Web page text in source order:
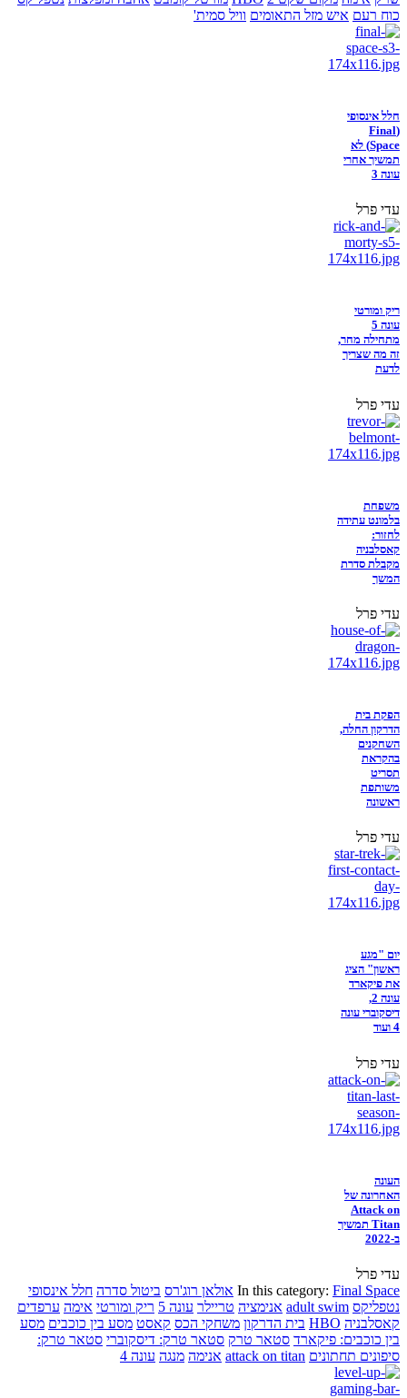
כוח רעם איש מזל התאומים וויל סמית'
חלל אינסופי
(Final
Space) לא
תמשיך אחרי
עונה 3
עדי פרל
ריק ומורטי
עונה 5
מתחילה מחר,
זה מה שצריך
לדעת
עדי פרל
משפחת
בלמונט עתידה
לחזור:
קאסלבניה
מקבלת סדרת
המשך
עדי פרל
הפקת בית
הדרקון החלה,
השחקנים
בהקראת
תסריט
משותפת
ראשונה
עדי פרל
יום "מגע
ראשון" הציג
את פיקארד
עונה 2,
דיסקוברי עונה
4 ועוד
עדי פרל
העונה
האחרונה של
Attack on
Titan תמשיך
ב-2022
עדי פרל
In this category: Final Space אולאן רוג'רס ביטול סדרה חלל אינסופי
נטפליקס adult swim אנימציה טריילר עונה 5 ריק ומורטי אימה ערפדים
קאסלבניה HBO בית הדרקון משחקי הכס קאסט מסע בין כוכבים מסע
בין כוכבים: פיקארד סטאר טרק סטאר טרק: דיסקוברי סטאר טרק:
סיפונים תחתונים attack on titan אנימה מנגה עונה 4